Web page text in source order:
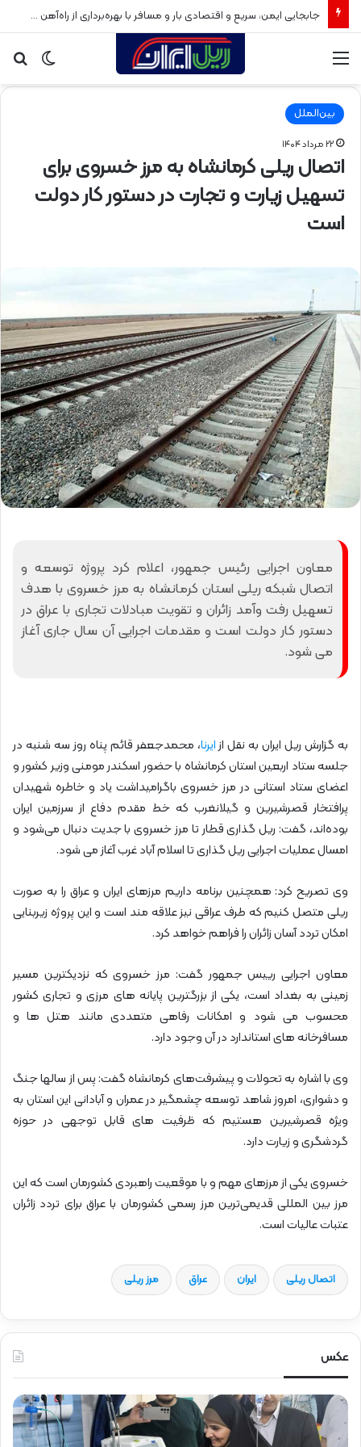
جابجایی ایمن، سریع و اقتصادی بار و مسافر با بهره‌برداری از راه‌آهن سبزوار
تغییر
پوسته
بین‌الملل
۲۲ مرداد ۱۴۰۴
اتصال ریلی کرمانشاه به مرز خسروی برای
تسهیل زیارت و تجارت در دستور کار دولت
است
معاون اجرایی رئیس جمهور، اعلام کرد پروژه توسعه و
اتصال شبکه ریلی استان کرمانشاه به مرز خسروی با هدف
تسهیل رفت وآمد زائران و تقویت مبادلات تجاری با عراق در
دستور کار دولت است و مقدمات اجرایی آن سال جاری آغاز
می شود.
به گزارش ریل ایران به نقل ازایرنا، محمدجعفر قائم پناه روز سه شنبه در
جلسه ستاد اربعین استان کرمانشاه با حضور اسکندر مومنی وزیر کشور و
اعضای ستاد استانی در مرز خسروی باگرامیداشت یاد و خاطره شهیدان
پرافتخار قصرشیرین و گیلانغرب که خط مقدم دفاع از سرزمین ایران
بوده‌اند، گفت: ریل گذاری قطار تا مرز خسروی با جدیت دنبال می‌شود و
امسال عملیات اجرایی ریل گذاری تا اسلام آباد غرب آغاز می شود.
وی تصریح کرد: همچنین برنامه داریم مرزهای ایران و عراق را به صورت
ریلی متصل کنیم که طرف عراقی نیز علاقه مند است و این پروژه زیربنایی
امکان تردد آسان زائران را فراهم خواهد کرد.
معاون اجرایی رییس جمهور گفت: مرز خسروی که نزدیکترین مسیر
زمینی به بغداد است، یکی از بزرگترین پایانه های مرزی و تجاری کشور
محسوب می شود و امکانات رفاهی متعددی مانند هتل ها و
مسافرخانه های استاندارد در آن وجود دارد.
وی با اشاره به تحولات و پیشرفت‌های کرمانشاه گفت: پس از سالها جنگ
و دشواری، امروز شاهد توسعه چشمگیر در عمران و آبادانی این استان به
ویژه قصرشیرین هستیم که ظرفیت های قابل توجهی در حوزه
گردشگری و زیارت دارد.
خسروی یکی از مرزهای مهم و با موقعیت راهبردی کشورمان است که این
مرز بین المللی قدیمی‌ترین مرز رسمی کشورمان با عراق برای تردد زائران
عتبات عالیات است.
اتصال ریلی ایران عراق مرز ریلی
عکس
ح
و